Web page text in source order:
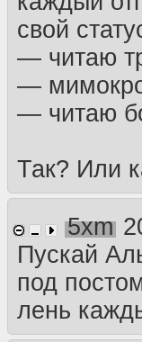
свой
— читаю
—
— читаю
Так? Или
5xm
Пускай
под
лень